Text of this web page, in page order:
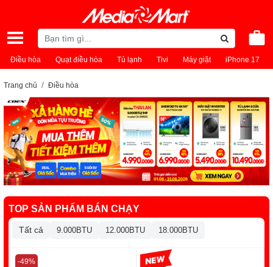
Điều hòa Quạt điều hòa Tủ lạnh Tivi Máy giặt iPhone 17
Trang chủ Điều hòa
TOP SẢN PHẨM BÁN CHẠY
Tất cả 9.000BTU 12.000BTU 18.000BTU
-49% -13%